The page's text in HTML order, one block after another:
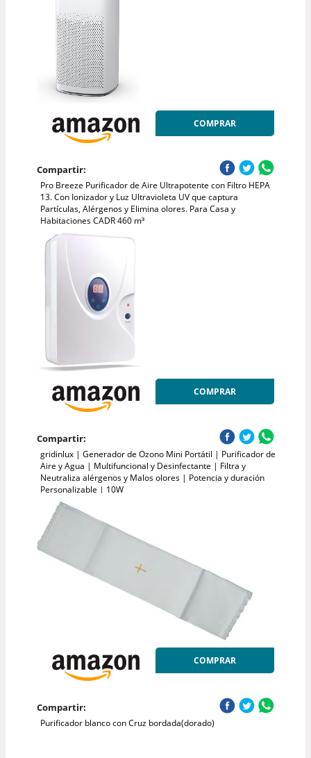
COMPRAR
Compartir:
Pro Breeze Purificador de Aire Ultrapotente con Filtro HEPA
13. Con Ionizador y Luz Ultravioleta UV que captura
Partículas, Alérgenos y Elimina olores. Para Casa y
Habitaciones CADR 460 m³
COMPRAR
Compartir:
gridinlux | Generador de Ozono Mini Portátil | Purificador de
Aire y Agua | Multifuncional y Desinfectante | Filtra y
Neutraliza alérgenos y Malos olores | Potencia y duración
Personalizable | 10W
COMPRAR
Compartir:
Purificador blanco con Cruz bordada(dorado)